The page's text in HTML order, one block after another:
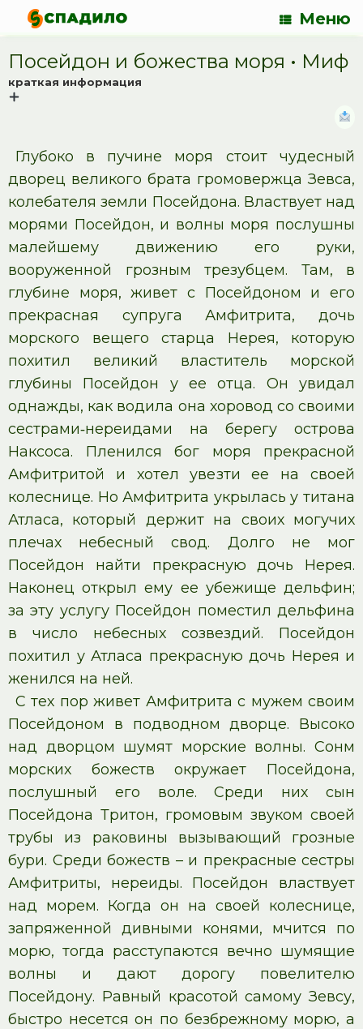
Меню
Посейдон и божества моря • Миф
краткая информация
Глубоко в пучине моря стоит чудесный
дворец великого брата громовержца Зевса,
колебателя земли Посейдона. Властвует над
морями Посейдон, и волны моря послушны
малейшему движению его руки,
вооруженной грозным трезубцем. Там, в
глубине моря, живет с Посейдоном и его
прекрасная супруга Амфитрита, дочь
морского вещего старца Нерея, которую
похитил великий властитель морской
глубины Посейдон у ее отца. Он увидал
однажды, как водила она хоровод со своими
сестрами‑нереидами на берегу острова
Наксоса. Пленился бог моря прекрасной
Амфитритой и хотел увезти ее на своей
колеснице. Но Амфитрита укрылась у титана
Атласа, который держит на своих могучих
плечах небесный свод. Долго не мог
Посейдон найти прекрасную дочь Нерея.
Наконец открыл ему ее убежище дельфин;
за эту услугу Посейдон поместил дельфина
в число небесных созвездий. Посейдон
похитил у Атласа прекрасную дочь Нерея и
женился на ней.
С тех пор живет Амфитрита с мужем своим
Посейдоном в подводном дворце. Высоко
над дворцом шумят морские волны. Сонм
морских божеств окружает Посейдона,
послушный его воле. Среди них сын
Посейдона Тритон, громовым звуком своей
трубы из раковины вызывающий грозные
бури. Среди божеств – и прекрасные сестры
Амфитриты, нереиды. Посейдон властвует
над морем. Когда он на своей колеснице,
запряженной дивными конями, мчится по
морю, тогда расступаются вечно шумящие
волны и дают дорогу повелителю
Посейдону. Равный красотой самому Зевсу,
быстро несется он по безбрежному морю, а